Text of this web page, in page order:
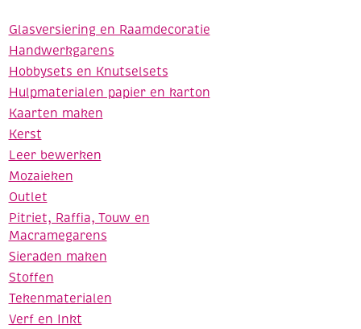
Glasversiering en Raamdecoratie
Handwerkgarens
Hobbysets en Knutselsets
Hulpmaterialen papier en karton
Kaarten maken
Kerst
Leer bewerken
Mozaieken
Outlet
Pitriet, Raffia, Touw en
Macramegarens
Sieraden maken
Stoffen
Tekenmaterialen
Verf en Inkt